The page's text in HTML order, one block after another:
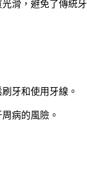
滑，避免了傳統牙
牙和使用牙線。
病的風險。